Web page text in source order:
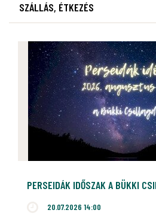
SZÁLLÁS, ÉTKEZÉS
PERSEIDÁK IDŐSZAK A BÜKKI
20.07.2026 14:00